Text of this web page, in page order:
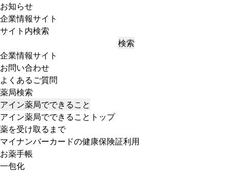
お知らせ
企業情報サイト
サイト内検索
検索
企業情報サイト
お問い合わせ
よくあるご質問
薬局検索
アイン薬局でできること
アイン薬局でできることトップ
薬を受け取るまで
マイナンバーカードの健康保険証利用
お薬手帳
一包化